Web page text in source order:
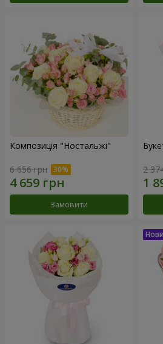
Композиція "Ностальжі"
6 656 грн
Замовити
2